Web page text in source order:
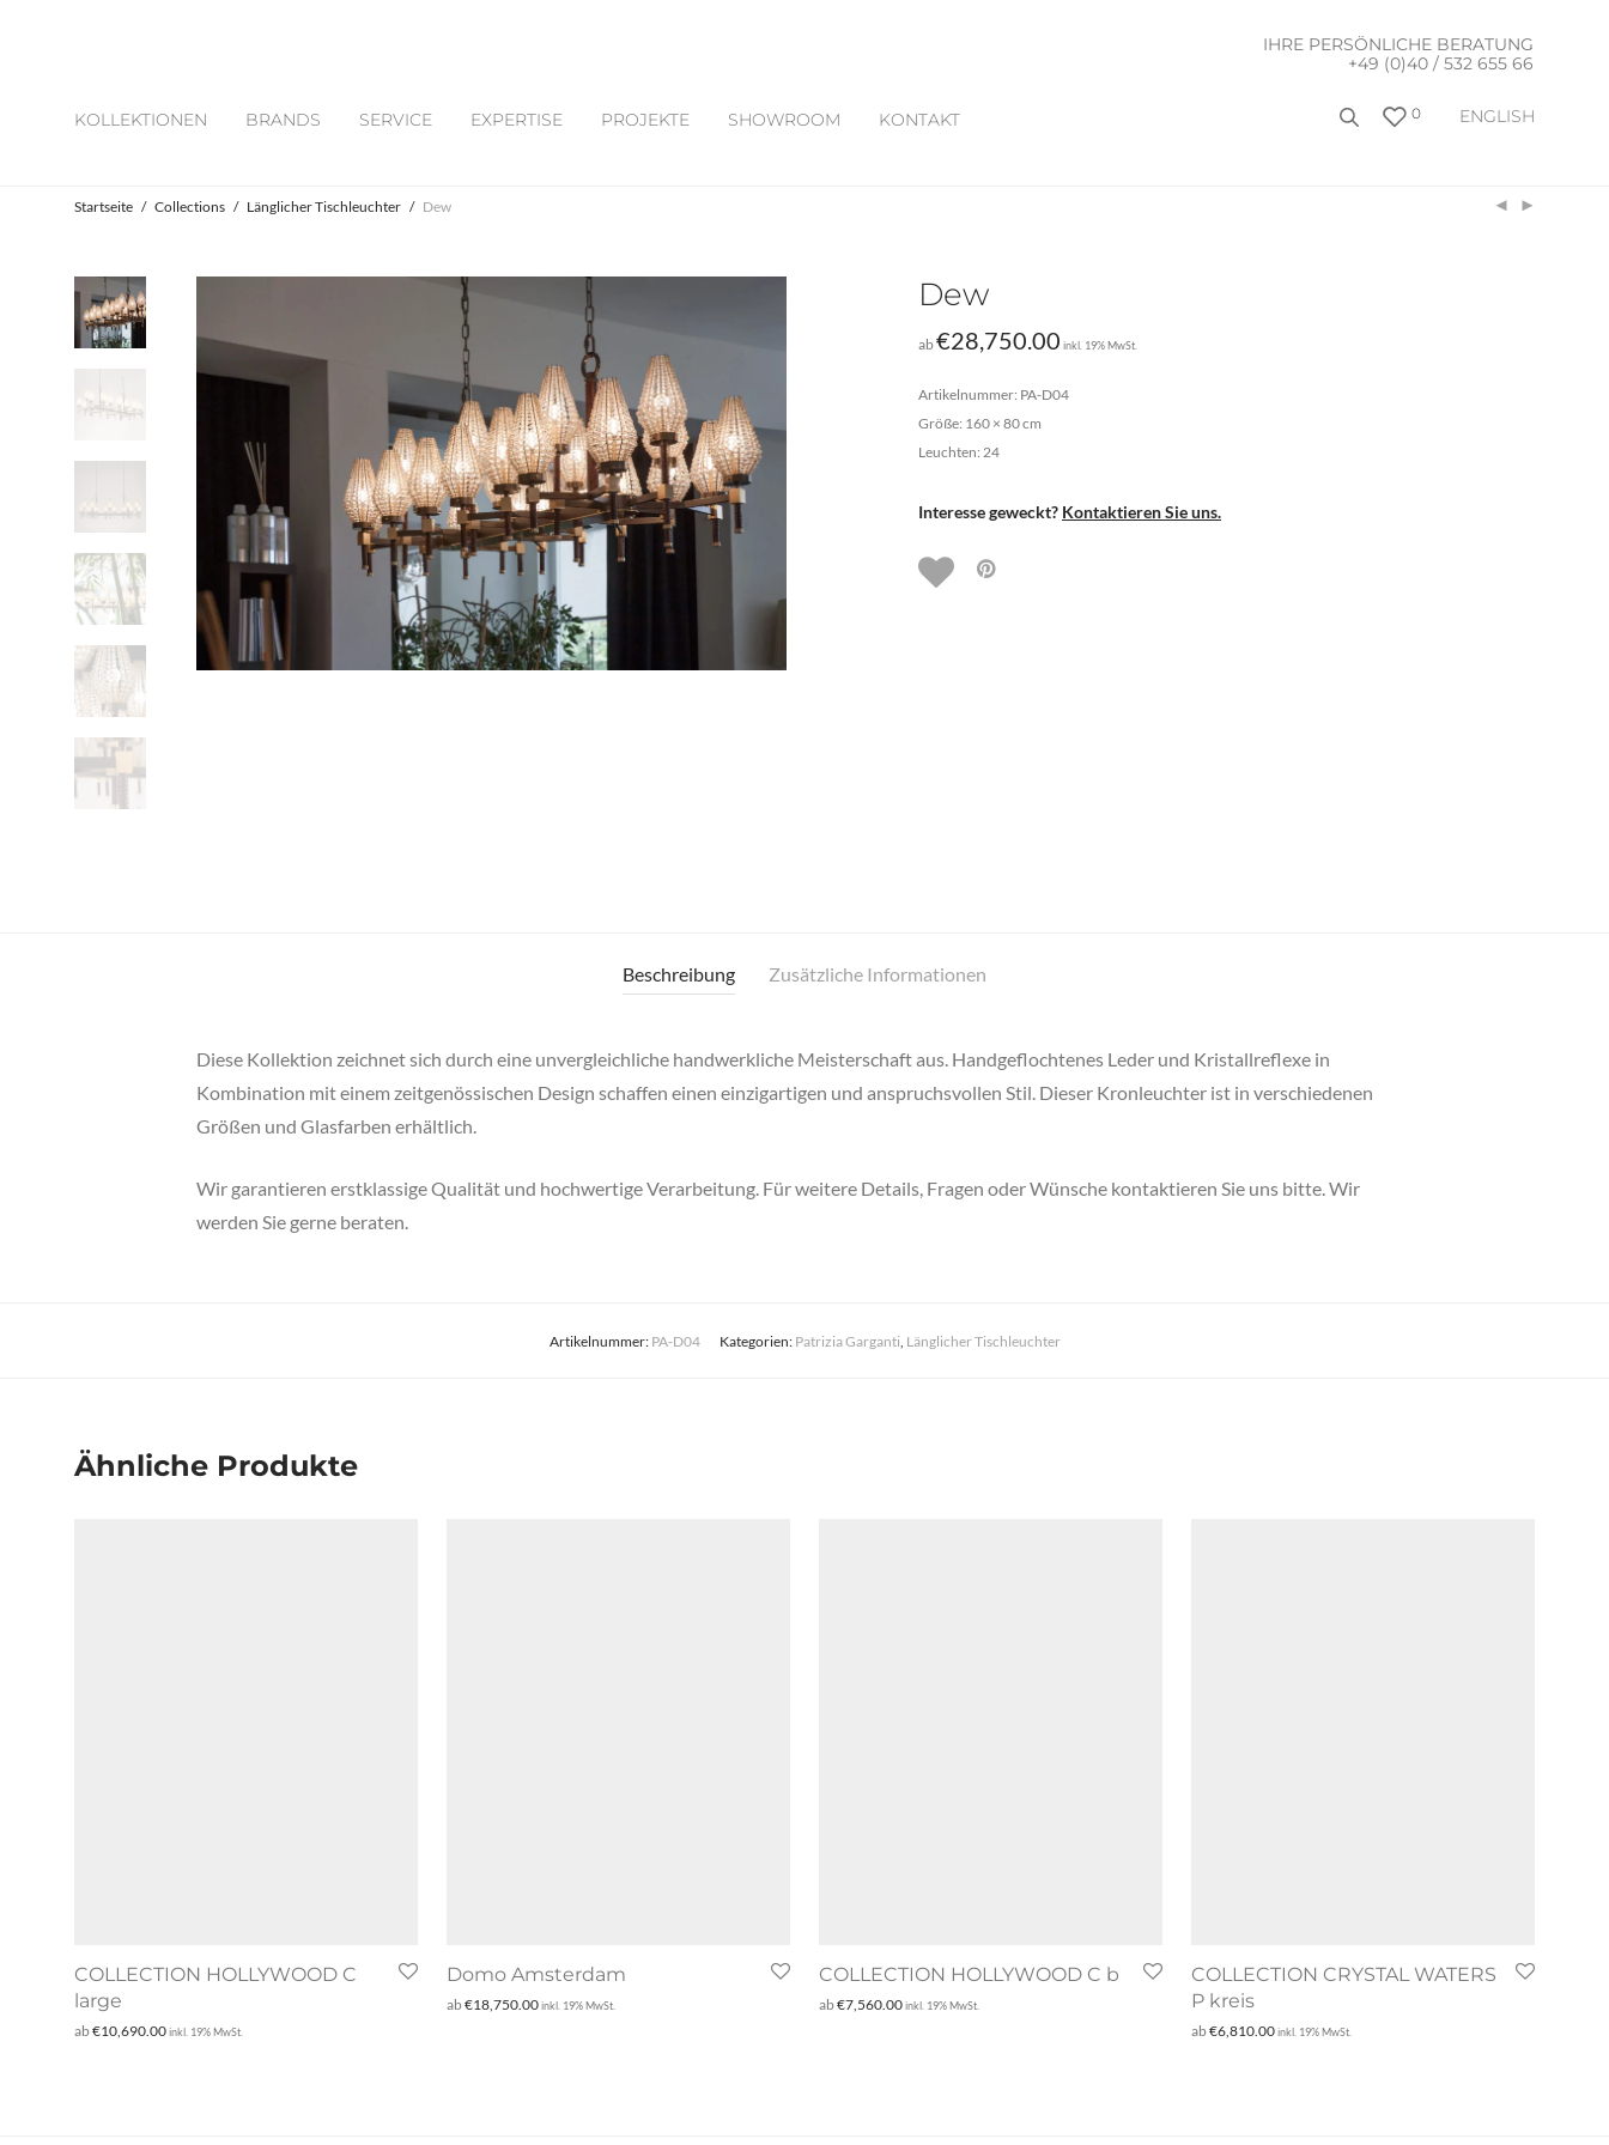
IHRE PERSÖNLICHE BERATUNG
+49 (0)40 / 532 655 66
KOLLEKTIONEN BRANDS SERVICE EXPERTISE PROJEKTE SHOWROOM KONTAKT ENGLISH
0
Startseite / Collections / Länglicher Tischleuchter / Dew
Dew
ab€28,750.00 inkl. 19% MwSt.
Artikelnummer: PA-D04
Größe: 160 × 80 cm
Leuchten: 24
Interesse geweckt? Kontaktieren Sie uns.
Beschreibung Zusätzliche Informationen
Diese Kollektion zeichnet sich durch eine unvergleichliche handwerkliche Meisterschaft aus. Handgeflochtenes Leder und Kristallreflexe in
Kombination mit einem zeitgenössischen Design schaffen einen einzigartigen und anspruchsvollen Stil. Dieser Kronleuchter ist in verschiedenen
Größen und Glasfarben erhältlich.
Wir garantieren erstklassige Qualität und hochwertige Verarbeitung. Für weitere Details, Fragen oder Wünsche kontaktieren Sie uns bitte. Wir
werden Sie gerne beraten.
Artikelnummer: PA-D04 Kategorien: Patrizia Garganti, Länglicher Tischleuchter
Ähnliche Produkte
COLLECTION HOLLYWOOD C
large
ab€10,690.00inkl. 19% MwSt.
Domo Amsterdam
ab€18,750.00inkl. 19% MwSt.
COLLECTION HOLLYWOOD C b
ab€7,560.00inkl. 19% MwSt.
COLLECTION CRYSTAL WATERS
P kreis
ab€6,810.00inkl. 19% MwSt.